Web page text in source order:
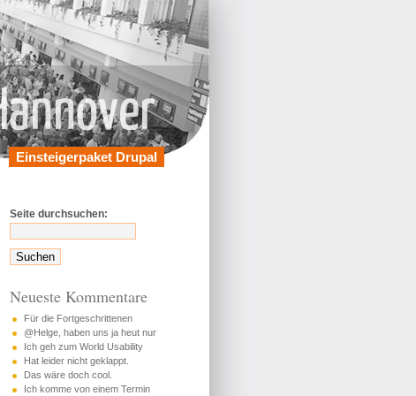
Einsteigerpaket Drupal
Seite durchsuchen:
Neueste Kommentare
Für die Fortgeschrittenen
@Helge, haben uns ja heut nur
Ich geh zum World Usability
Hat leider nicht geklappt.
Das wäre doch cool.
Ich komme von einem Termin